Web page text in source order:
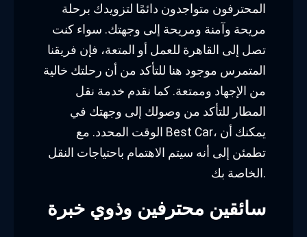
المحترفون متواجدون دائمًا لتزويدك برحلة
مريحة وآمنة ومريحة إلى وجهتك. سواء كنت
تصل إلى القاهرة للعمل أو المتعة، فإن فريقنا
المتمرس موجود هنا للتأكد من أن رحلتك خالية
من الإجهاد وممتعة. كما نقدم خدمة نقل
المطار للتأكد من وصولك إلى وجهتك في
الوقت المحدد. مع Best Car، يمكنك أن
تطمئن إلى أنه سيتم الاهتمام باحتياجات النقل
الخاصة بك.
سائقين محترفين وذوي خبرة